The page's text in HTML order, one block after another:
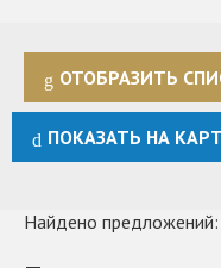
ОТОБРАЗИТЬ
ПОКАЗАТЬ НА
Найдено